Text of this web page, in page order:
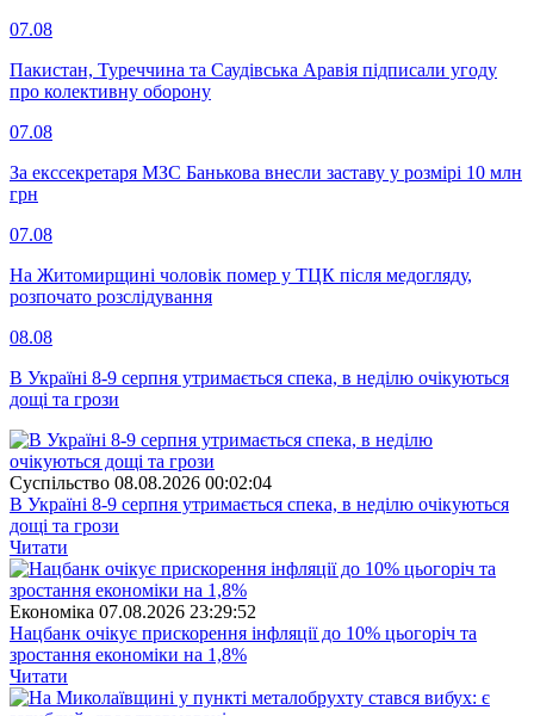
07.08
Пакистан, Туреччина та Саудівська Аравія підписали угоду
про колективну оборону
07.08
За екссекретаря МЗС Банькова внесли заставу у розмірі 10 млн
грн
07.08
На Житомирщині чоловік помер у ТЦК після медогляду,
розпочато розслідування
08.08
В Україні 8-9 серпня утримається спека, в неділю очікуються
дощі та грози
Суспiльство 08.08.2026 00:02:04
В Україні 8-9 серпня утримається спека, в неділю очікуються
дощі та грози
Читати
Економіка 07.08.2026 23:29:52
Нацбанк очікує прискорення інфляції до 10% цьогоріч та
зростання економіки на 1,8%
Читати